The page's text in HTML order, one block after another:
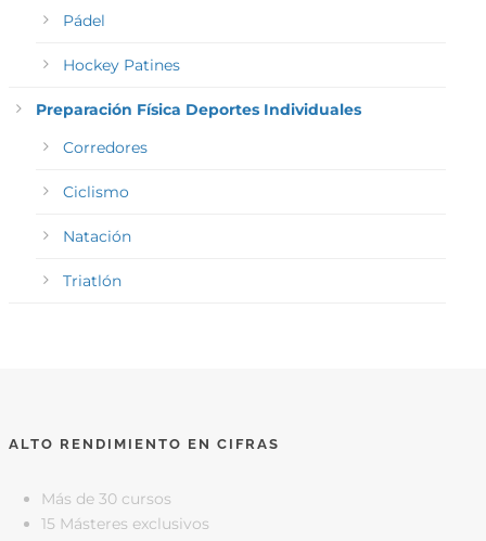
Pádel
Hockey Patines
Preparación Física Deportes Individuales
Corredores
Ciclismo
Natación
Triatlón
ALTO RENDIMIENTO EN CIFRAS
Más de 30 cursos
15 Másteres exclusivos